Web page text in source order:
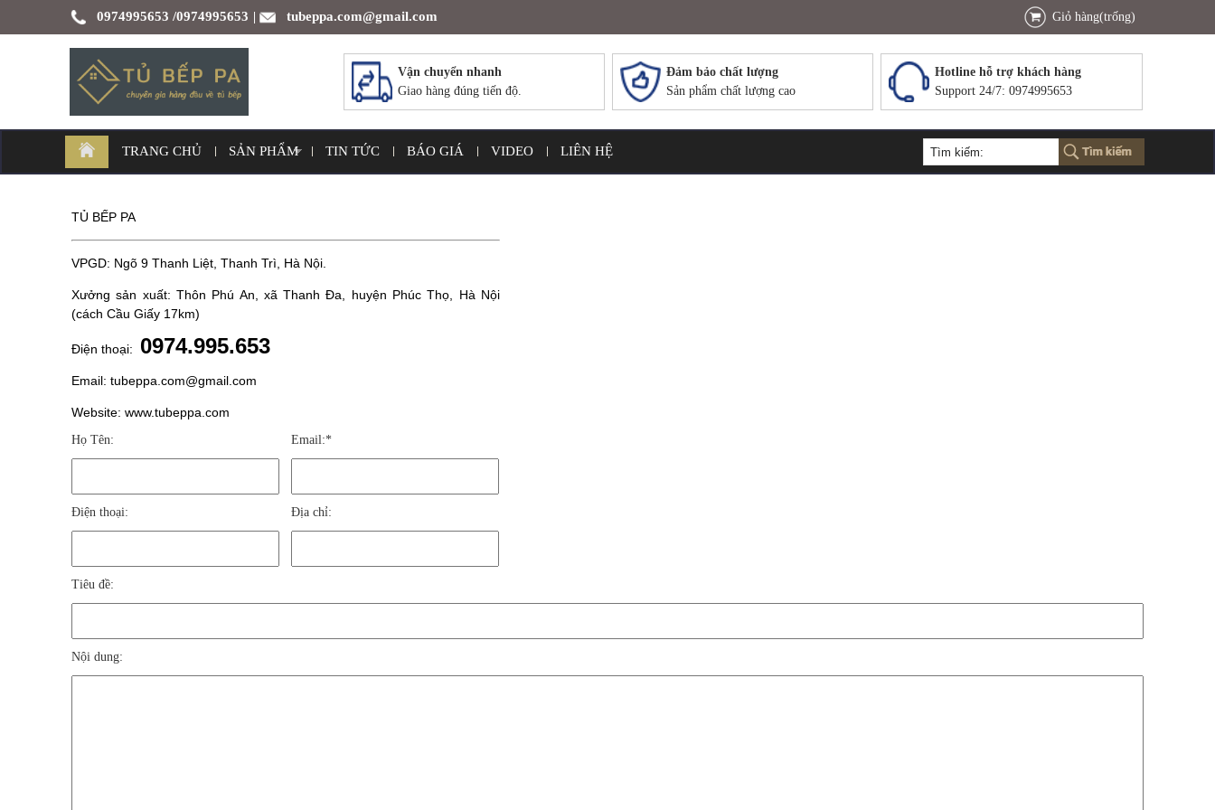
0974995653 /0974995653 tubeppa.com@gmail.com Giỏ hàng(trống)
Vận chuyển nhanh
Giao hàng đúng tiến độ.
Đảm bảo chất lượng
Sản phẩm chất lượng cao
Hotline hỗ trợ khách hàng
Support 24/7: 0974995653
TRANG CHỦ SẢN PHẨM TIN TỨC BÁO GIÁ VIDEO LIÊN HỆ
TỦ BẾP PA
VPGD: Ngõ 9 Thanh Liệt, Thanh Trì, Hà Nội.
Xưởng sản xuất: Thôn Phú An, xã Thanh Đa, huyện Phúc Thọ, Hà Nội
(cách Cầu Giấy 17km)
Điện thoại: 0974.995.653
Email: tubeppa.com@gmail.com
Website: www.tubeppa.com
Họ Tên: Email:*
Điện thoại: Địa chỉ:
Tiêu đề:
Nội dung: